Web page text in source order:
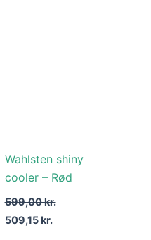
Wahlsten shiny
cooler – Rød
599,00kr.
599,00 kr..
509,15kr.
509,15 kr..